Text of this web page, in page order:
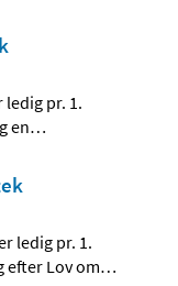
pr. 1.
en…
ledig pr. 1.
efter Lov om…